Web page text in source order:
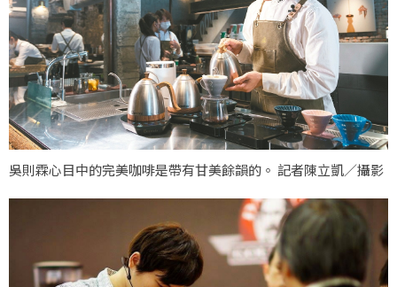
吳則霖心目中的完美咖啡是帶有甘美餘韻的。 記者陳立凱／攝影